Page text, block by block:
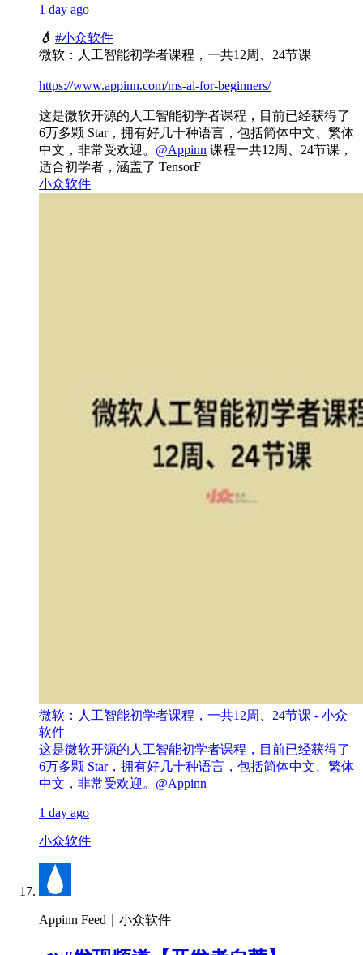
1 day ago
💧 #小众软件
微软：人工智能初学者课程，一共12周、24节课
https://www.appinn.com/ms-ai-for-beginners/
这是微软开源的人工智能初学者课程，目前已经获得了
6万多颗 Star，拥有好几十种语言，包括简体中文、繁体
中文，非常受欢迎。 @Appinn 课程一共12周、24节课，
适合初学者，涵盖了 TensorF
小众软件
微软：人工智能初学者课程，一共12周、24节课 - 小众
软件
这是微软开源的人工智能初学者课程，目前已经获得了
6万多颗 Star，拥有好几十种语言，包括简体中文、繁体
中文，非常受欢迎。@Appinn
1 day ago
小众软件
Appinn Feed｜小众软件